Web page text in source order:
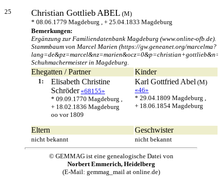
25 Christian GottliebABEL (M)
* 08.06.1779 Magdeburg , + 25.04.1833 Magdeburg
Bemerkungen:
Ergänzung zur Familiendatenbank Magdeburg (www.online-ofb.de).
Stammbaum von Marcel Marien (https://gw.geneanet.org/marcelma?
Schuhmachermeister in Magdeburg.
Ehegatten / Partner Kinder
1:
Elisabeth Christine
Schröder «68155»
* 09.09.1770 Magdeburg ,
+ 18.02.1836 Magdeburg
oo vor 1809
Karl Gottfried Abel (M)
«46»
* 29.04.1809 Magdeburg ,
+ 18.06.1854 Magdeburg
Eltern Geschwister
nicht bekannt nicht bekannt
© GEMMAG ist eine genealogische Datei von
Norbert Emmerich, Heidelberg
(E-Mail: gemmag_mail at online.de)